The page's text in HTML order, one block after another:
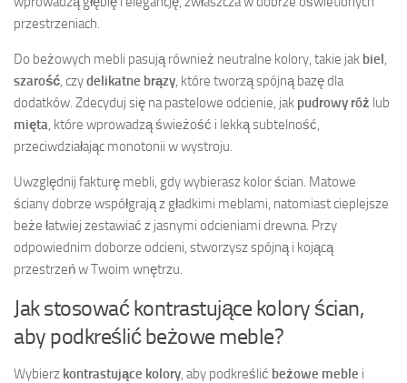
przestrzeniach.
Do beżowych mebli pasują również neutralne kolory, takie jak biel
szarość , czydelikatne brązy , które tworzą spójną bazę dla
dodatków. Zdecyduj się na pastelowe odcienie, jak pudrowy róż lub
mięta , które wprowadzą świeżość i lekką subtelność,
przeciwdziałając monotonii w wystroju.
Uwzględnij fakturę mebli, gdy wybierasz kolor ścian. Matowe
ściany dobrze współgrają z gładkimi meblami, natomiast cieplejsze
beże łatwiej zestawiać z jasnymi odcieniami drewna. Przy
odpowiednim doborze odcieni, stworzysz spójną i kojącą
przestrzeń w Twoim wnętrzu.
Jak stosować kontrastujące kolory ścian,
aby podkreślić beżowe meble?
Wybierz kontrastujące kolory , aby podkreślić beżowe meble i